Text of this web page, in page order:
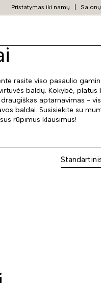
Pristatymas iki namų
rasite viso pasaulio
baldų. Kokybė, platus
aptarnavimas -
baldai. Susisiekite su
rūpimus klausimus!